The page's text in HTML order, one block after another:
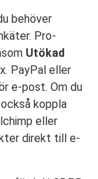
behöver
Pro-
Utökad
PayPal eller
e-post. Om du
koppla
eller
direkt till e-